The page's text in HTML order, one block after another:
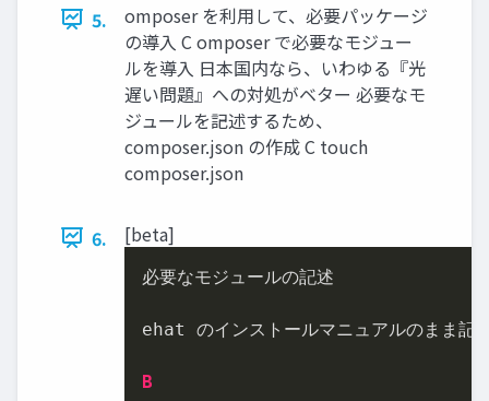
5.
omposer を利用して、必要パッケージ
の導入 C omposer で必要なモジュー
ルを導入 日本国内なら、いわゆる『光
遅い問題』への対処がベター 必要なモ
ジュールを記述するため、
composer.json の作成 C touch
composer.json
6. [beta]
必要なモジュールの記述
ehat のインストールマニュアルのまま記
B